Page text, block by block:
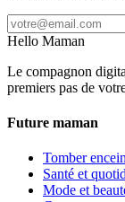
Hello Maman
Le compagnon
premiers pas de
Future maman
Tomber
Santé et
Mode et